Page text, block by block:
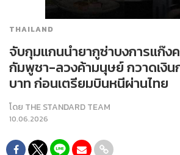
THAILAND
จับกุมแกนนำยากูซ่าบงการแก๊ง
กัมพูชา-ลวงค้ามนุษย์ กวาดเงิน
บาท ก่อนเตรียมบินหนีผ่านไทย
โดย THE STANDARD TEAM
10.06.2026